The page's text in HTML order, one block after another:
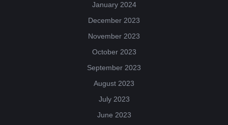
January 2024
December 2023
November 2023
October 2023
September 2023
August 2023
July 2023
June 2023